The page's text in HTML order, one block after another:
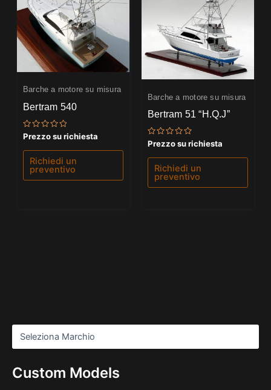
Custom Models
Barche a motore su misura
Bertram 540
Valutato
0
su
Prezzo su richiesta
Richiedi un
preventivo
Barche a motore su misura
Bertram 51 “H.Q.J”
Valutato
su
Prezzo su richiesta
Richiedi un
preventivo